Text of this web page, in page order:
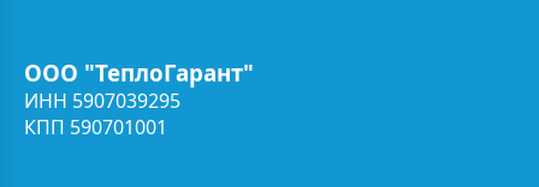
ООО "ТеплоГарант"
ИНН 5907039295
КПП 590701001